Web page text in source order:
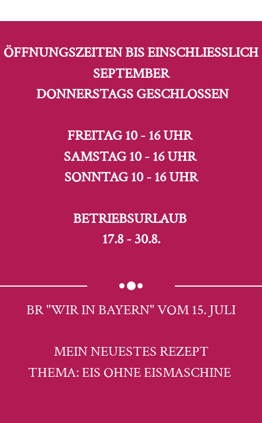
ÖFFNUNGSZEITEN BIS EINSCHLIESSLICH S
EPTEMBER
DONNERSTAGS GESCHLOSSEN
FREITAG 10 - 16 UHR
SAMSTAG 10 - 16 UHR
SONNTAG 10 - 16 UHR
BETRIEBSURLAUB
17.8 - 30.8.
BR "WIR IN BAYERN" VOM 15. JULI
MEIN NEUESTES REZEPT
THEMA: EIS OHNE EISMASCHINE